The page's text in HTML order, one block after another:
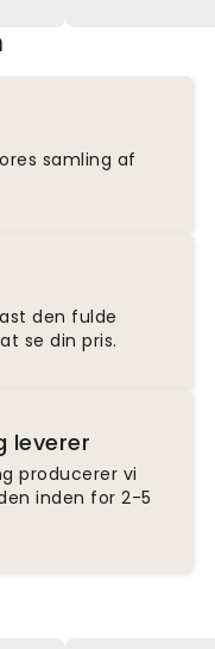
samling af
den fulde
se din pris.
leverer
producerer vi
inden for 2-5